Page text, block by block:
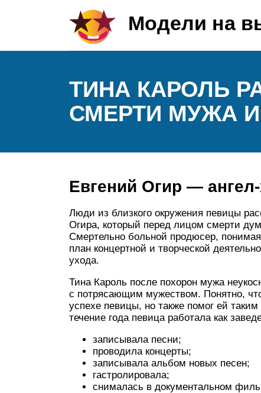
Модели на
ТИНА КАРОЛЬ
СМЕРТИ МУЖА
Евгений Огир —
Люди из близкого окружения​ певицы
Огира, который перед лицом смерти
Смертельно больной продюсер,
план концертной и творческой
ухода.
Тина Кароль после похорон мужа
с потрясающим мужеством. Понятно,
успехе певицы, но также помог ей
течение года певица работала как
записывала песни;
проводила концерты;
записывала альбом новых песен;
гастролировала;
снималась в документальном